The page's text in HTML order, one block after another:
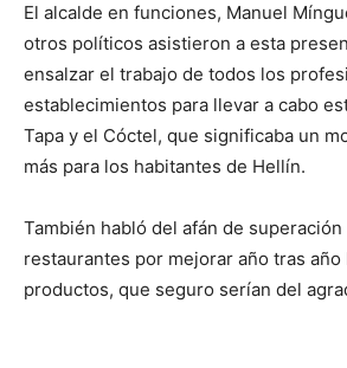
El alcalde en funciones, Manuel
otros políticos asistieron a esta
ensalzar el trabajo de todos los
establecimientos para llevar a cabo
Tapa y el Cóctel, que significaba un
más para los habitantes de Hellín.
También habló del afán de
restaurantes por mejorar año tras año
productos, que seguro serían del